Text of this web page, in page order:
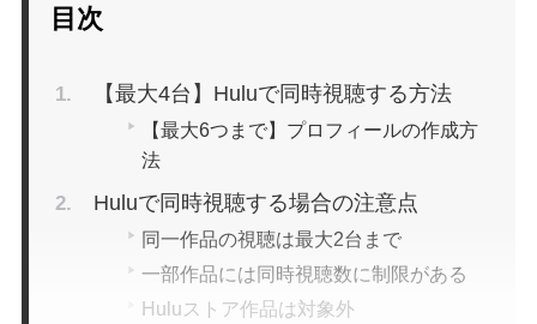
目次
【最大4台】Huluで同時視聴する方法
【最大6つまで】プロフィールの作成方
法
Huluで同時視聴する場合の注意点
同一作品の視聴は最大2台まで
一部作品には同時視聴数に制限がある
Huluストア作品は対象外